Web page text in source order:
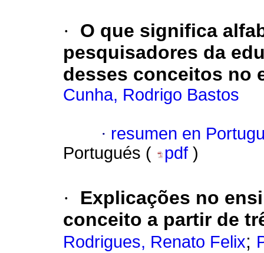
·
O que significa
pesquisadores da
desses conceitos no
Cunha, Rodrigo Bastos
· resumen en
Portugués (
pdf )
·
Explicações no
conceito a partir de
Rodrigues, Renato Felix;